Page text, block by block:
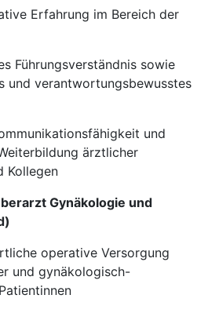
Erfahrung im Bereich der
Führungsverständnis sowie
und verantwortungsbewusstes
und
ärztlicher
Kollegen
Gynäkologie und
operative Versorgung
und gynäkologisch-